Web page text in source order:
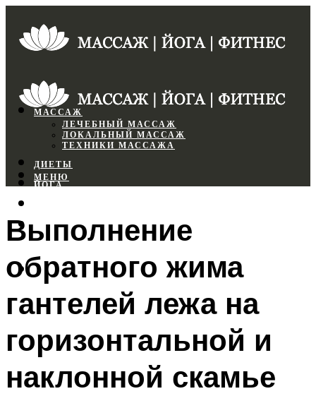
МАССАЖ
ЛЕЧЕБНЫЙ МАССАЖ
ЛОКАЛЬНЫЙ МАССАЖ
ТЕХНИКИ МАССАЖА
ДИЕТЫ
ЙОГА
ФИТНЕС
МЕНЮ
МЕНЮ
Выполнение
обратного жима
гантелей лежа на
горизонтальной и
наклонной скамье